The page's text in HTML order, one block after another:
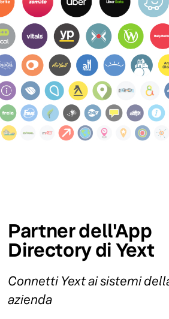
Partner dell'App
Directory di Yext
Connetti Yext ai sistemi
azienda